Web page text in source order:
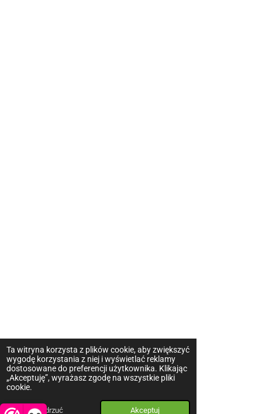
Ta witryna korzysta z plików cookie, aby zwiększyć
wygodę korzystania z niej i wyświetlać reklamy
dostosowane do preferencji użytkownika. Klikając
„Akceptuję”, wyrażasz zgodę na wszystkie pliki
cookie.
Odrzuć Akceptuj